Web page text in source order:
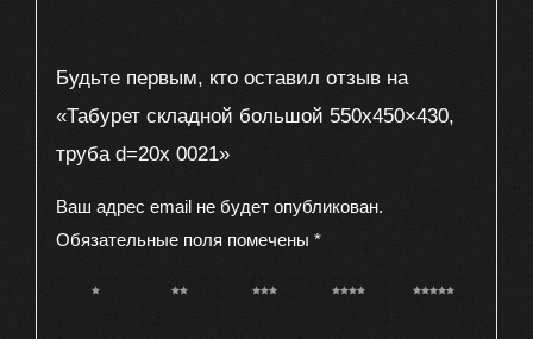
Будьте первым, кто оставил отзыв на
«Табурет складной большой 550х450×430,
труба d=20х 0021»
Ваш адрес email не будет опубликован.
Обязательные поля помечены *
1 из 5
2 из 5
3 из 5
4 из 5
5 из 5